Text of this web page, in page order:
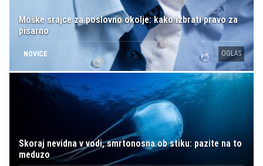
Moške srajce za poslovno okolje: kako izbrati pravo za
pisarno
NOVICE OGLAS
Skoraj nevidna v vodi, smrtonosna ob stiku: pazite na to
meduzo